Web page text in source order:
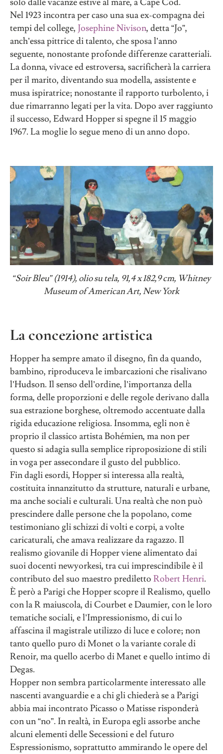
Nel 1923 incontra per caso una sua ex-compagna dei
tempi del college, Josephine Nivison, detta “Jo”,
anch’essa pittrice di talento, che sposa l’anno
seguente, nonostante profonde differenze caratteriali.
La donna, vivace ed estroversa, sacrificherà la carriera
per il marito, diventando sua modella, assistente e
musa ispiratrice; nonostante il rapporto turbolento, i
due rimarranno legati per la vita. Dopo aver raggiunto
il successo, Edward Hopper si spegne il 15 maggio
1967. La moglie lo segue meno di un anno dopo.
“Soir Bleu”(1914), olio su tela, 91,4 x 182,9 cm, Whitney
Museum of American Art, New York
La concezione artistica
Hopper ha sempre amato il disegno, fin da quando,
bambino, riproduceva le imbarcazioni che risalivano
l’Hudson. Il senso dell’ordine, l’importanza della
forma, delle proporzioni e delle regole derivano dalla
sua estrazione borghese, oltremodo accentuate dalla
rigida educazione religiosa. Insomma, egli non è
proprio il classico artista Bohémien, ma non per
questo si adagia sulla semplice riproposizione di stili
in voga per assecondare il gusto del pubblico.
Fin dagli esordi, Hopper si interessa alla realtà,
costituita innanzitutto da strutture, naturali e urbane,
ma anche sociali e culturali. Una realtà che non può
prescindere dalle persone che la popolano, come
testimoniano gli schizzi di volti e corpi, a volte
caricaturali, che amava realizzare da ragazzo. Il
realismo giovanile di Hopper viene alimentato dai
suoi docenti newyorkesi, tra cui imprescindibile è il
contributo del suo maestro prediletto Robert Henri.
È però a Parigi che Hopper scopre il Realismo, quello
con la R maiuscola, di Courbet e Daumier, con le loro
tematiche sociali, e l’Impressionismo, di cui lo
affascina il magistrale utilizzo di luce e colore; non
tanto quello puro di Monet o la variante corale di
Renoir, ma quello acerbo di Manet e quello intimo di
Degas.
Hopper non sembra particolarmente interessato alle
nascenti avanguardie e a chi gli chiederà se a Parigi
abbia mai incontrato Picasso o Matisse risponderà
con un “no”. In realtà, in Europa egli assorbe anche
alcuni elementi delle Secessioni e del futuro
Espressionismo, soprattutto ammirando le opere del